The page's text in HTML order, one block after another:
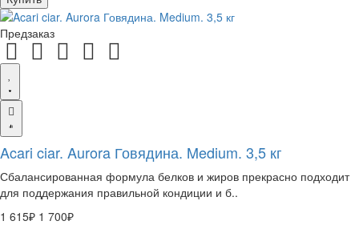
Предзаказ
Acari ciar. Aurora Говядина. Medium. 3,5 кг
Сбалансированная формула белков и жиров прекрасно подходит
для поддержания правильной кондиции и б..
1 615₽ 1 700₽